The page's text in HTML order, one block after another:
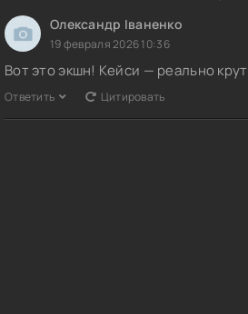
Олександр Іваненко
19 февраля 2026 10:36
Вот это экшн! Кейси — реально
Ответить Цитировать